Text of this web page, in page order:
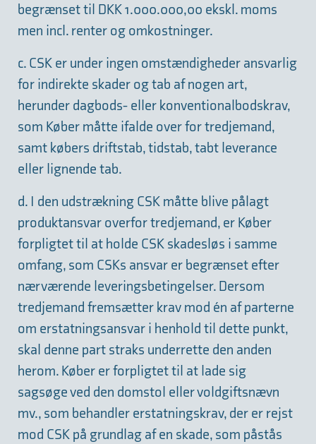
begrænset til DKK 1.000.000,00 ekskl. moms
men incl. renter og omkostninger.
c. CSK er under ingen omstændigheder ansvarlig
for indirekte skader og tab af nogen art,
herunder dagbods- eller konventionalbodskrav,
som Køber måtte ifalde over for tredjemand,
samt købers driftstab, tidstab, tabt leverance
eller lignende tab.
d. I den udstrækning CSK måtte blive pålagt
produktansvar overfor tredjemand, er Køber
forpligtet til at holde CSK skadesløs i samme
omfang, som CSKs ansvar er begrænset efter
nærværende leveringsbetingelser. Dersom
tredjemand fremsætter krav mod én af parterne
om erstatningsansvar i henhold til dette punkt,
skal denne part straks underrette den anden
herom. Køber er forpligtet til at lade sig
sagsøge ved den domstol eller voldgiftsnævn
mv., som behandler erstatningskrav, der er rejst
mod CSK på grundlag af en skade, som påstås